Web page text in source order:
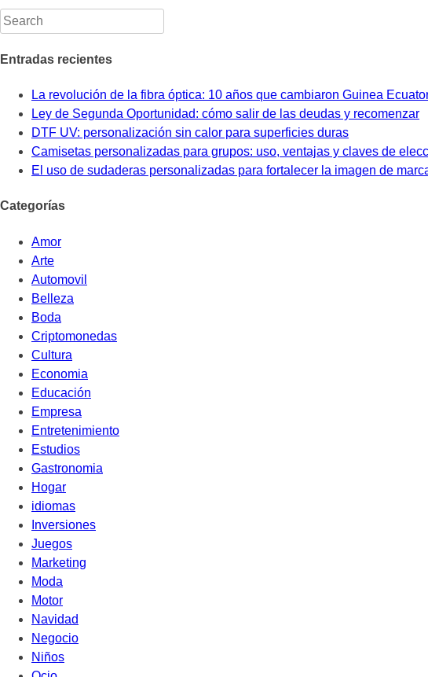
Entradas recientes
La revolución de la fibra óptica: 10 años que cambiaron Guinea
Ley de Segunda Oportunidad: cómo salir de las deudas y recomenzar
DTF UV: personalización sin calor para superficies duras
Camisetas personalizadas para grupos: uso, ventajas y claves de
El uso de sudaderas personalizadas para fortalecer la imagen de
Categorías
Amor
Arte
Automovil
Belleza
Boda
Criptomonedas
Cultura
Economia
Educación
Empresa
Entretenimiento
Estudios
Gastronomia
Hogar
idiomas
Inversiones
Juegos
Marketing
Moda
Motor
Navidad
Negocio
Niños